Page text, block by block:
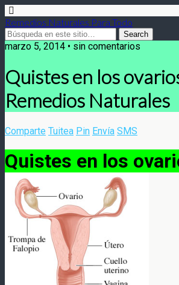
Remedios Naturales Para Todo
marzo 5, 2014 • sin comentarios
Quistes en los
Remedios Naturales
Comparte Tuitea Pin Envía SMS
Quistes en los